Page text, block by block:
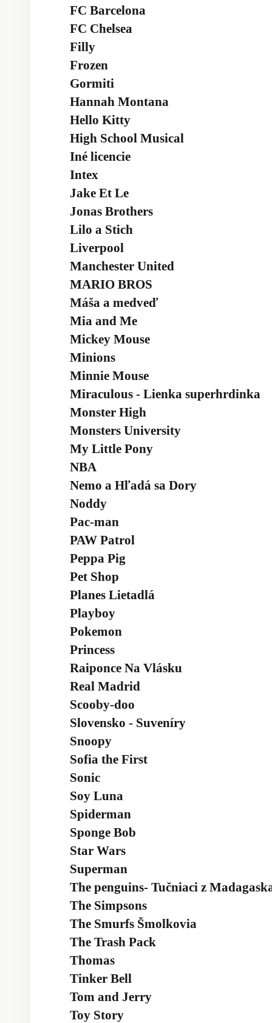
FC Barcelona
FC Chelsea
Filly
Frozen
Gormiti
Hannah Montana
Hello Kitty
High School Musical
Iné licencie
Intex
Jake Et Le
Jonas Brothers
Lilo a Stich
Liverpool
Manchester United
MARIO BROS
Máša a medveď
Mia and Me
Mickey Mouse
Minions
Minnie Mouse
Miraculous - Lienka superhrdinka
Monster High
Monsters University
My Little Pony
NBA
Nemo a Hľadá sa Dory
Noddy
Pac-man
PAW Patrol
Peppa Pig
Pet Shop
Planes Lietadlá
Playboy
Pokemon
Princess
Raiponce Na Vlásku
Real Madrid
Scooby-doo
Slovensko - Suveníry
Snoopy
Sofia the First
Sonic
Soy Luna
Spiderman
Sponge Bob
Star Wars
Superman
The penguins- Tučniaci z
The Simpsons
The Smurfs Šmolkovia
The Trash Pack
Thomas
Tinker Bell
Tom and Jerry
Toy Story